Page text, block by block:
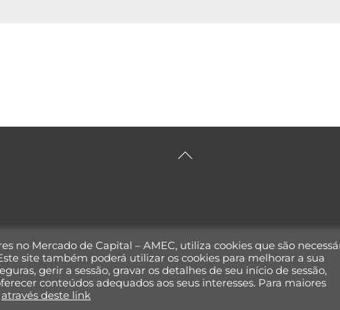
Back
no Mercado de Capital – AMEC, utiliza cookies que são
site também poderá utilizar os cookies para melhorar a sua
gerir a sessão, gravar os detalhes de seu início de sessão,
conteúdos adequados aos seus interesses. Para maiores
através deste link